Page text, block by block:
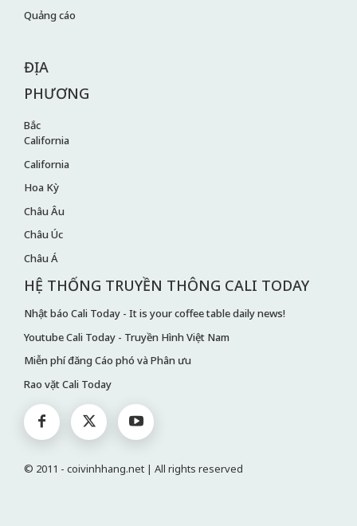
Quảng cáo
ĐỊA
PHƯƠNG
Bắc
California
California
Hoa Kỳ
Châu Âu
Châu Úc
Châu Á
HỆ THỐNG TRUYỀN THÔNG CALI TODAY
Nhật báo Cali Today - It is your coffee table daily news!
Youtube Cali Today - Truyền Hình Việt Nam
Miễn phí đăng Cáo phó và Phân ưu
Rao vặt Cali Today
© 2011 - coivinhhang.net | All rights reserved